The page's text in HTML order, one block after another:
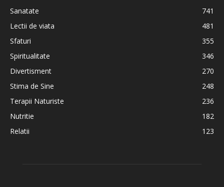
Sanatate
741
Lectii de viata
481
Sfaturi
355
Spiritualitate
346
Divertisment
270
Stima de Sine
248
Terapii Naturiste
236
Nutritie
182
Relatii
123